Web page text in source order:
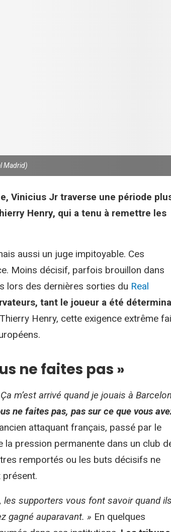
Madrid)
Vinicius Jr traverse une période
Henry, qui a tenu à remettre les
aussi un juge impitoyable. Ces
Moins décisif, parfois brouillon dans
lors des dernières sorties du Real
tant le joueur a été
Henry, cette exigence extrême
ne faites pas »
m’est arrivé quand je jouais à
ne faites pas, pas sur ce que vous
attaquant français, passé par le
la pression permanente dans un club
remportés ou les buts décisifs ne
présent.
les supporters vous font savoir quand ils
gagné auparavant. » En quelques